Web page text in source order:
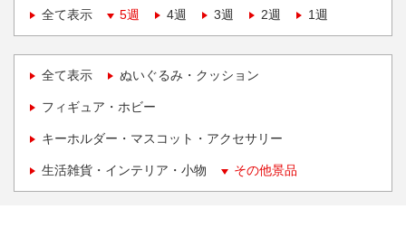
全て表示
5週 4週 3週 2週 1週
全て表示 ぬいぐるみ・クッション
フィギュア・ホビー
キーホルダー・マスコット・アクセサリー
生活雑貨・インテリア・小物 その他景品